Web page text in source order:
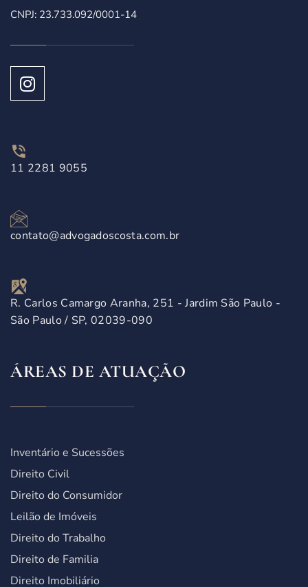
CNPJ: 23.733.092/0001-14
11 2281 9055
contato@advogadoscosta.com.br
R. Carlos Camargo Aranha, 251 - Jardim São Paulo -
São Paulo / SP, 02039-090
ÁREAS DE ATUAÇÃO
Inventário e Sucessões
Direito Civil
Direito do Consumidor
Leilão de Imóveis
Direito do Trabalho
Direito de Familia
Direito Imobiliário